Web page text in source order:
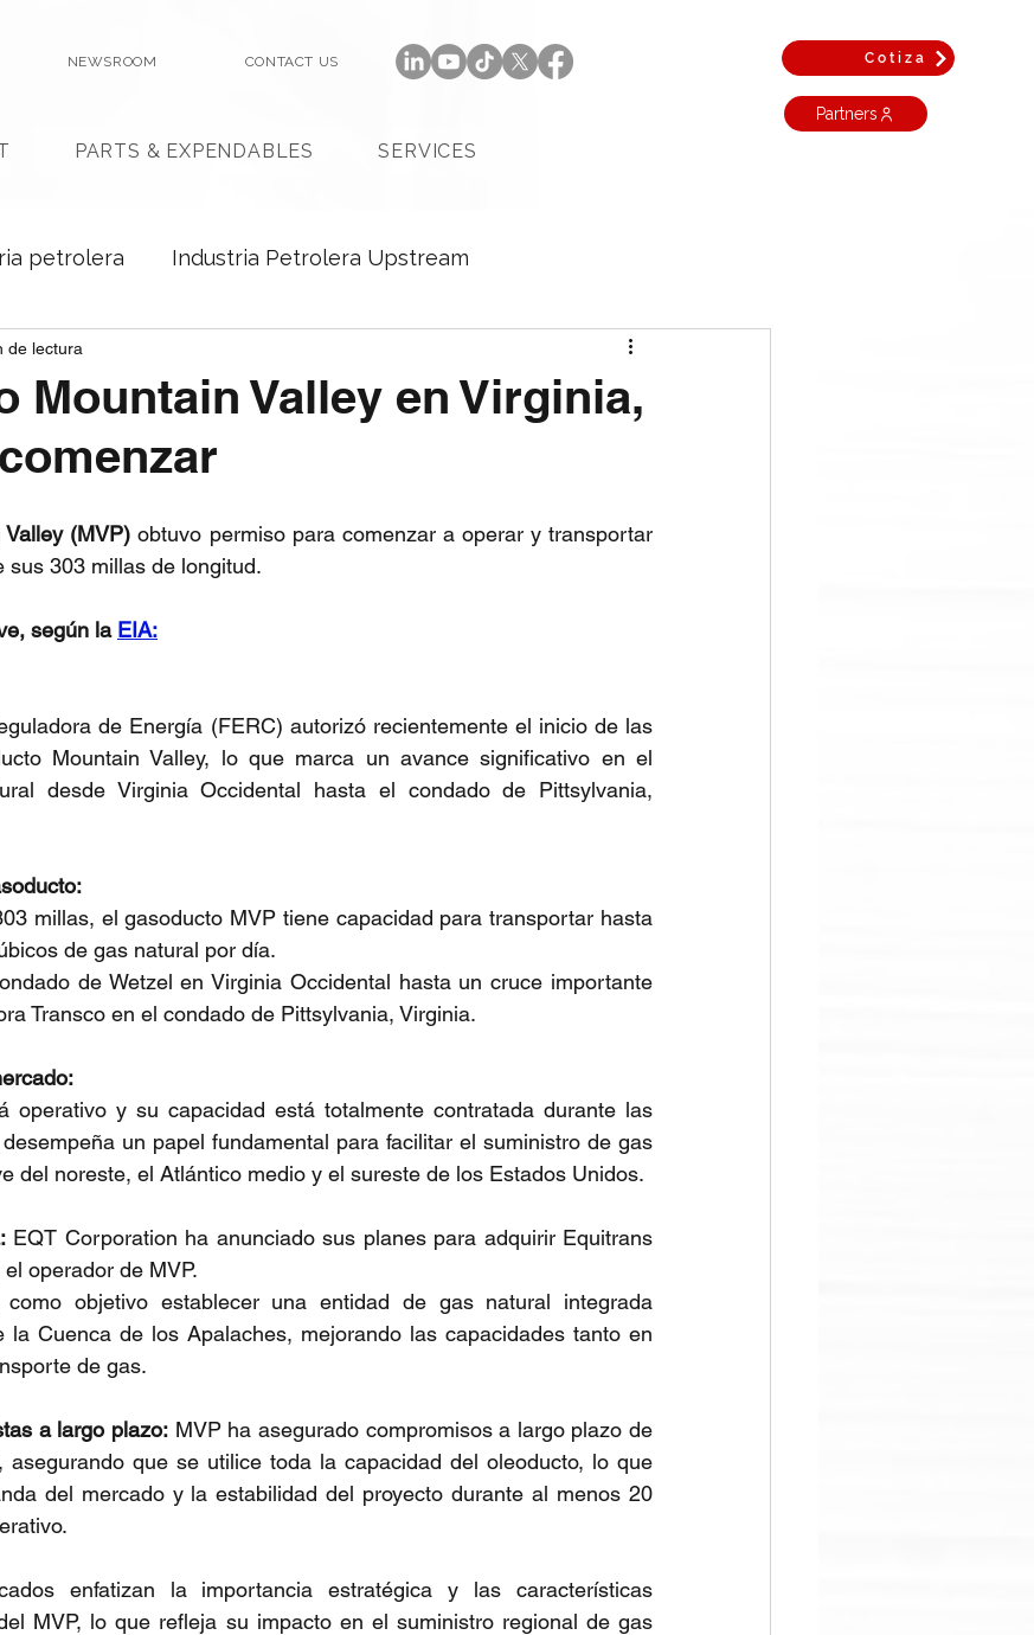
NEWSROOM CONTACT US
PARTS & EXPENDABLES SERVICES
Cotiza
Partners
petrolera Industria Petrolera Upstream
Mountain Valley en Virginia,
de lectura
(MVP) obtuvo permiso para comenzar a operar y transportar
sus 303 millas de longitud.
según la EIA:
de Energía (FERC) autorizó recientemente el inicio de las
Mountain Valley, lo que marca un avance significativo en el
desde Virginia Occidental hasta el condado de Pittsylvania,
millas, el gasoducto MVP tiene capacidad para transportar hasta
de gas natural por día.
de Wetzel en Virginia Occidental hasta un cruce importante
Transco en el condado de Pittsylvania, Virginia.
operativo y su capacidad está totalmente contratada durante las
un papel fundamental para facilitar el suministro de gas
del noreste, el Atlántico medio y el sureste de los Estados Unidos.
EQT Corporation ha anunciado sus planes para adquirir Equitrans
operador de MVP.
como objetivo establecer una entidad de gas natural integrada
la Cuenca de los Apalaches, mejorando las capacidades tanto en
de gas.
a largo plazo: MVP ha asegurado compromisos a largo plazo de
asegurando que se utilice toda la capacidad del oleoducto, lo que
del mercado y la estabilidad del proyecto durante al menos 20
enfatizan la importancia estratégica y las características
MVP, lo que refleja su impacto en el suministro regional de gas